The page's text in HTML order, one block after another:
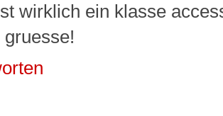
wirklich ein klasse
gruesse!